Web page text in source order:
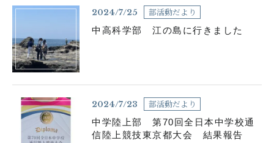
2024/7/25 部活動だより
中高科学部 江の島に行きました
2024/7/23 部活動だより
中学陸上部 第70回全日本中学校通
信陸上競技東京都大会 結果報告